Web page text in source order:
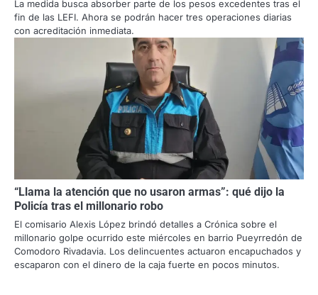
La medida busca absorber parte de los pesos excedentes tras el
fin de las LEFI. Ahora se podrán hacer tres operaciones diarias
con acreditación inmediata.
“Llama la atención que no usaron armas”: qué dijo la
Policía tras el millonario robo
El comisario Alexis López brindó detalles a Crónica sobre el
millonario golpe ocurrido este miércoles en barrio Pueyrredón de
Comodoro Rivadavia. Los delincuentes actuaron encapuchados y
escaparon con el dinero de la caja fuerte en pocos minutos.